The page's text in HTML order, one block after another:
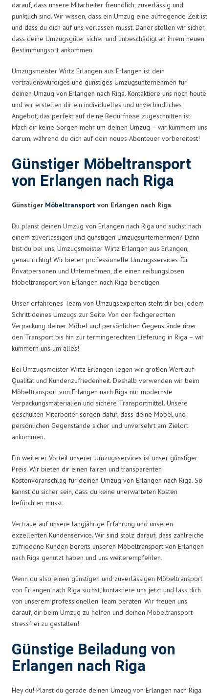
darauf, dass unsere Mitarbeiter freundlich, zuverlässig und
pünktlich sind. Wir wissen, dass ein Umzug eine aufregende Zeit ist
und dass du dich auf uns verlassen musst. Daher stellen wir sicher,
dass deine Umzugsgüter sicher und unbeschädigt an ihrem neuen
Bestimmungsort ankommen.
Umzugsmeister Wirtz Erlangen aus Erlangen ist dein
vertrauenswürdiges und günstiges Umzugsunternehmen für
deinen Umzug von Erlangen nach Riga. Kontaktiere uns noch heute
und wir erstellen dir ein individuelles und unverbindliches
Angebot, das perfekt auf deine Bedürfnisse zugeschnitten ist.
Mach dir keine Sorgen mehr um deinen Umzug – wir kümmern uns
darum, während du dich auf dein neues Abenteuer vorbereitest!
Günstiger Möbeltransport
von Erlangen nach Riga
Günstiger Möbeltransport von Erlangen nach Riga
Du planst deinen Umzug von Erlangen nach Riga und suchst nach
einem zuverlässigen und günstigen Umzugsunternehmen? Dann
bist du bei uns, Umzugsmeister Wirtz Erlangen aus Erlangen,
genau richtig! Wir bieten professionelle Umzugsservices für
Privatpersonen und Unternehmen, die einen reibungslosen
Möbeltransport von Erlangen nach Riga benötigen.
Unser erfahrenes Team von Umzugsexperten steht dir bei jedem
Schritt deines Umzugs zur Seite. Von der fachgerechten
Verpackung deiner Möbel und persönlichen Gegenstände über
den Transport bis hin zur termingerechten Lieferung in Riga – wir
kümmern uns um alles!
Bei Umzugsmeister Wirtz Erlangen legen wir großen Wert auf
Qualität und Kundenzufriedenheit. Deshalb verwenden wir beim
Möbeltransport von Erlangen nach Riga nur modernste
Verpackungsmaterialien und sichere Transportmittel. Unsere
geschulten Mitarbeiter sorgen dafür, dass deine Möbel und
persönlichen Gegenstände sicher und unversehrt am Zielort
ankommen.
Ein weiterer Vorteil unserer Umzugsservices ist unser günstiger
Preis. Wir bieten dir einen fairen und transparenten
Kostenvoranschlag für deinen Umzug von Erlangen nach Riga. So
kannst du sicher sein, dass du keine unerwarteten Kosten
befürchten musst.
Vertraue auf unsere langjährige Erfahrung und unseren
exzellenten Kundenservice. Wir sind stolz darauf, dass zahlreiche
zufriedene Kunden bereits unseren Möbeltransport von Erlangen
nach Riga genutzt haben und uns weiterempfehlen.
Wenn du also einen günstigen und zuverlässigen Möbeltransport
von Erlangen nach Riga suchst, kontaktiere uns jetzt und lass dich
von unserem professionellen Team beraten. Wir freuen uns
darauf, dir beim Umzug zu helfen und deinen Möbeltransport
stressfrei zu gestalten!
Günstige Beiladung von
Erlangen nach Riga
Hey du! Planst du gerade deinen Umzug von Erlangen nach Riga